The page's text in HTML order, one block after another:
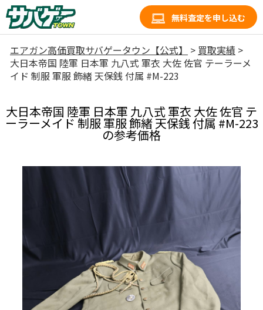
無料査定を申し込む
エアガン高価買取サバゲータウン【公式】 > 買取実績 >
大日本帝国 陸軍 日本軍 九八式 軍衣 大佐 佐官 テーラーメ
イド 制服 軍服 飾緒 天保銭 付属 #M-223
大日本帝国 陸軍 日本軍 九八式 軍衣 大佐 佐官 テ
ーラーメイド 制服 軍服 飾緒 天保銭 付属 #M-223
の参考価格